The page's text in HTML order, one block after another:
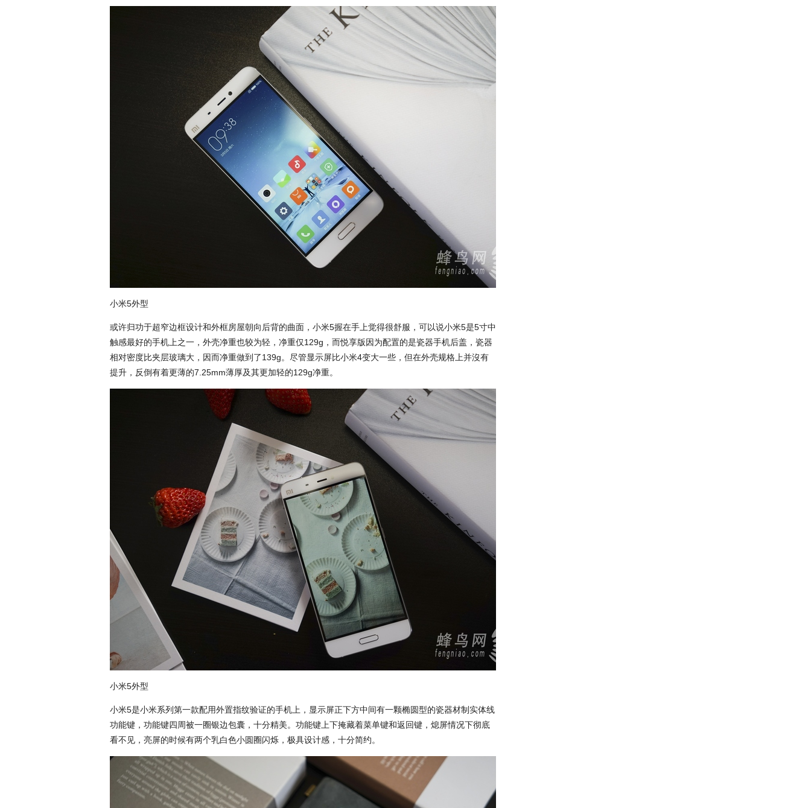
小米5外型
或许归功于超窄边框设计和外框房屋朝向后背的曲面，小米5握在手上觉得很舒服，可以说小米5是5寸中
触感最好的手机上之一，外壳净重也较为轻，净重仅129g，而悦享版因为配置的是瓷器手机后盖，瓷器
相对密度比夹层玻璃大，因而净重做到了139g。尽管显示屏比小米4变大一些，但在外壳规格上并沒有
提升，反倒有着更薄的7.25mm薄厚及其更加轻的129g净重。
小米5外型
小米5是小米系列第一款配用外置指纹验证的手机上，显示屏正下方中间有一颗椭圆型的瓷器材制实体线
功能键，功能键四周被一圈银边包囊，十分精美。功能键上下掩藏着菜单键和返回键，熄屏情况下彻底
看不见，亮屏的时候有两个乳白色小圆圈闪烁，极具设计感，十分简约。